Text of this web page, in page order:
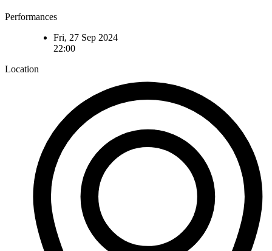
Performances
Fri, 27 Sep 2024
22:00
Location